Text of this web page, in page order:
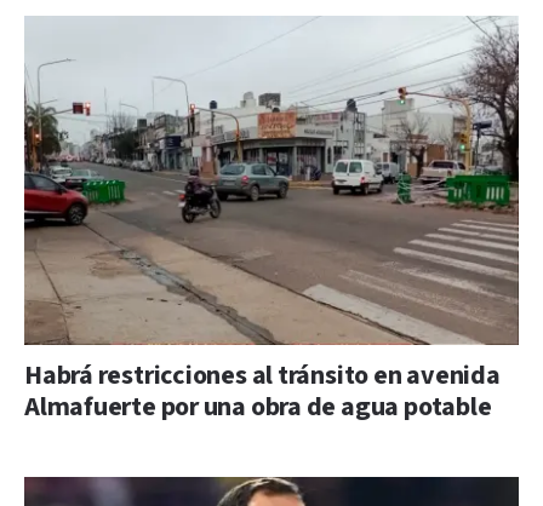
Habrá restricciones al tránsito en avenida
Almafuerte por una obra de agua potable